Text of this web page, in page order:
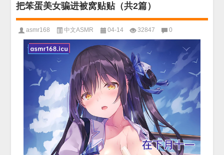
把笨蛋美女骗进被窝贴贴（共2篇）
asmr168 中文ASMR 04-14 32847 0